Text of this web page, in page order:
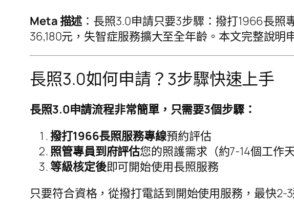
Meta 描述：長照3.0申請只要3步驟：撥打1966長照
36,180元，失智症服務擴大至全年齡。本文完整說明
長照3.0如何申請？3步驟快速上手
長照3.0申請流程非常簡單，只需要3個步驟：
撥打1966長照服務專線預約評估
照管專員到府評估您的照護需求（約7-14個工作天
等級核定後即可開始使用長照服務
只要符合資格，從撥打電話到開始使用服務，最快2-